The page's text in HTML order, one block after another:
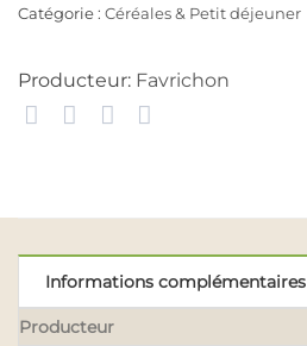
Catégorie : Céréales & Petit déjeuner
Producteur: Favrichon
Informations complémentaires
Producteur